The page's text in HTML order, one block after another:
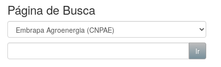
Página de Busca